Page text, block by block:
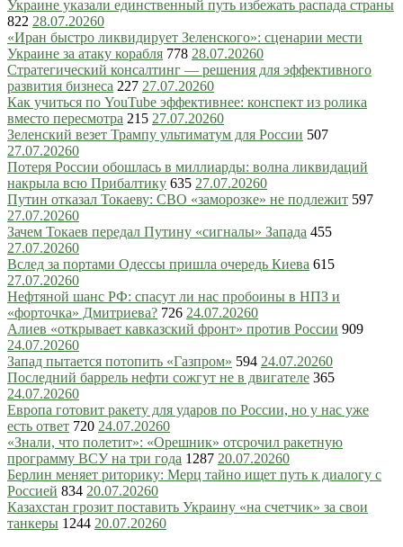
Украине указали единственный путь избежать распада страны
822 28.07.20260
«Иран быстро ликвидирует Зеленского»: сценарии мести
Украине за атаку корабля 778 28.07.20260
Стратегический консалтинг — решения для эффективного
развития бизнеса 227 27.07.20260
Как учиться по YouTube эффективнее: конспект из ролика
вместо пересмотра 215 27.07.20260
Зеленский везет Трампу ультиматум для России 507
27.07.20260
Потеря России обошлась в миллиарды: волна ликвидаций
накрыла всю Прибалтику 635 27.07.20260
Путин отказал Токаеву: СВО «заморозке» не подлежит 597
27.07.20260
Зачем Токаев передал Путину «сигналы» Запада 455
27.07.20260
Вслед за портами Одессы пришла очередь Киева 615
27.07.20260
Нефтяной шанс РФ: спасут ли нас пробоины в НПЗ и
«форточка» Дмитриева? 726 24.07.20260
Алиев «открывает кавказский фронт» против России 909
24.07.20260
Запад пытается потопить «Газпром» 594 24.07.20260
Последний баррель нефти сожгут не в двигателе 365
24.07.20260
Европа готовит ракету для ударов по России, но у нас уже
есть ответ 720 24.07.20260
«Знали, что полетит»: «Орешник» отсрочил ракетную
программу ВСУ на три года 1287 20.07.20260
Берлин меняет риторику: Мерц тайно ищет путь к диалогу с
Россией 834 20.07.20260
Казахстан грозит поставить Украину «на счетчик» за свои
танкеры 1244 20.07.20260